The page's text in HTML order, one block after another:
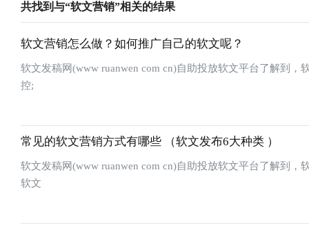
共找到与“软文营销”相关的结果
软文营销怎么做？如何推广自己的软文呢？
软文发稿网(www ruanwen com cn)自助投放软文平台了解到
控;
常见的软文营销方式有哪些 （软文发布6大种类 ）
软文发稿网(www ruanwen com cn)自助投放软文平台了解到
软文